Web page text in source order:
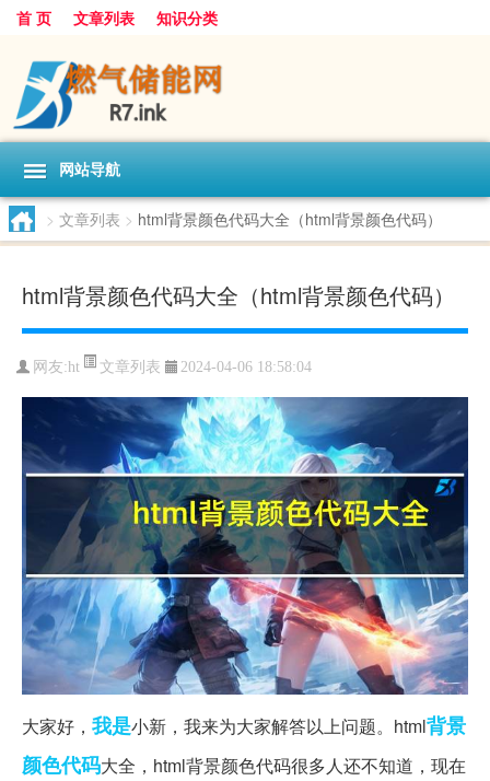
首 页 文章列表 知识分类
网站导航
> 文章列表 > html背景颜色代码大全（html背景颜色代码）
html背景颜色代码大全（html背景颜色代码）
网友:ht 文章列表 2024-04-06 18:58:04
大家好， 我是小新，我来为大家解答以上问题。html背景
颜色代码大全，html背景颜色代码很多人还不知道，现在